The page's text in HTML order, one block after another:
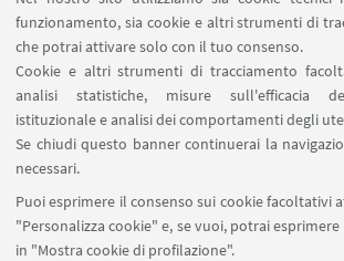
funzionamento, sia cookie e altri strumenti di
che potrai attivare solo con il tuo consenso.
Cookie e altri strumenti di tracciamento
analisi statistiche, misure sull'efficacia
istituzionale e analisi dei comportamenti degli
Se chiudi questo banner continuerai la
necessari.
Puoi esprimere il consenso sui cookie facoltativi
"Personalizza cookie" e, se vuoi, potrai
in "Mostra cookie di profilazione".
Parco Nazionale delle
Parco Nazionale dei Monti